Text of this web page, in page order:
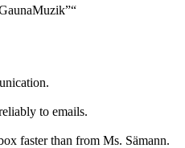
to emails.
faster than from Ms. Sämann.